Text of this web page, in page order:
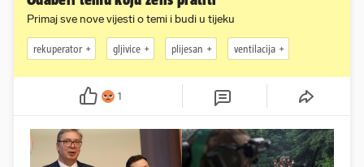
Primaj sve nove vijesti o temi i budi u tijeku
rekuperator gljivice plijesan ventilacija
1